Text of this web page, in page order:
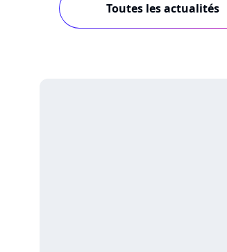
Toutes les actualités